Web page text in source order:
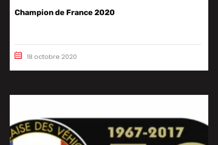
Champion de France 2020
18 octobre 2020